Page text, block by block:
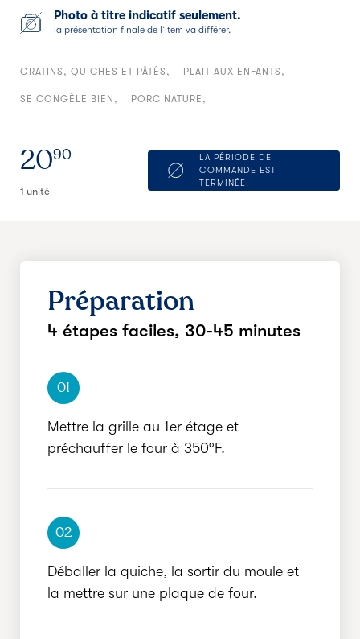
Photo à titre indicatif seulement.
la présentation finale de l’item va différer.
GRATINS, QUICHES ET PÂTÉS PLAIT AUX ENFANTS
SE CONGÈLE BIEN PORC NATURE
2090
1 unité
LA PÉRIODE DE
COMMANDE EST
TERMINÉE.
Préparation
4 étapes faciles, 30-45 minutes
01
Mettre la grille au 1er étage et
préchauffer le four à 350°F.
02
Déballer la quiche, la sortir du moule et
la mettre sur une plaque de four.